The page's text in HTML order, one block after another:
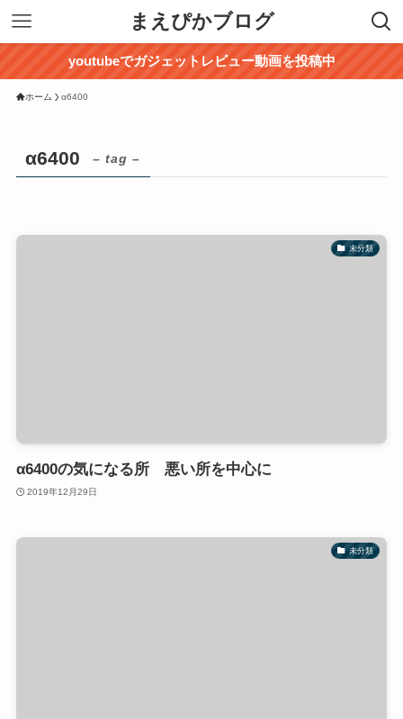
まえぴかブログ
youtubeでガジェットレビュー動画を投稿中
ホーム α6400
α6400 – tag –
未分類
α6400の気になる所 悪い所を中心に
2019年12月29日
未分類